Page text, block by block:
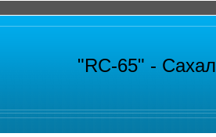
"RC-65" -